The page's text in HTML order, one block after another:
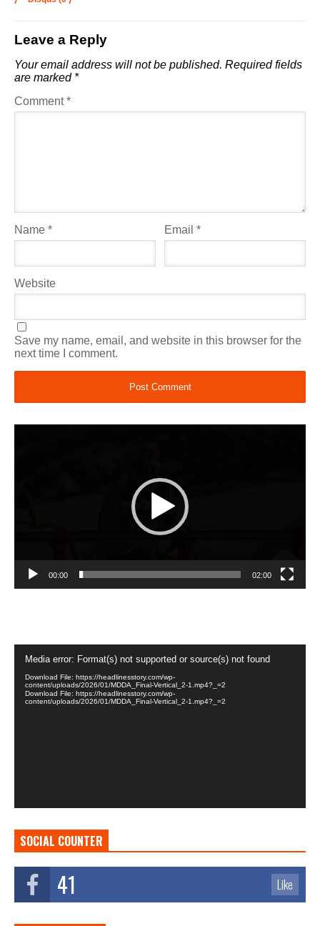
Leave a Reply
Your email address will not be published. Required fields
are marked *
Comment*
Name * Email*
Website
Save my name, email, and website in this browser for the
next time I comment.
00:00 02:00
Player
Media error: Format(s) not supported or source(s) not found
Download File: https://headlinesstory.com/wp-
content/uploads/2026/01/MDDA_Final-Vertical_2-1.mp4?_=2
Download File: https://headlinesstory.com/wp-
content/uploads/2026/01/MDDA_Final-Vertical_2-1.mp4?_=2
SOCIAL COUNTER
41 Like